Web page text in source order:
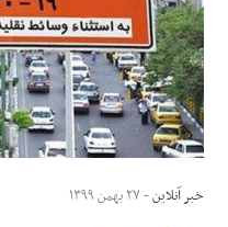
جهان
اجتماعی
حوادث
علوم و فن آوری
خبر آنلاین- ۲۷ بهمن ۱۳۹۹